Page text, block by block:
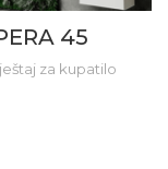
45
za kupatilo